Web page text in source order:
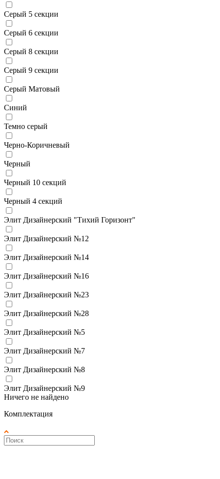
Серый 5 секции
Серый 6 секции
Серый 8 секции
Серый 9 секции
Серый Матовый
Синий
Темно серый
Черно-Коричневый
Черный
Черный 10 секций
Черный 4 секций
Элит Дизайнерский "Тихий Горизонт"
Элит Дизайнерский №12
Элит Дизайнерский №14
Элит Дизайнерский №16
Элит Дизайнерский №23
Элит Дизайнерский №28
Элит Дизайнерский №5
Элит Дизайнерский №7
Элит Дизайнерский №8
Элит Дизайнерский №9
Ничего не найдено
Комплектация